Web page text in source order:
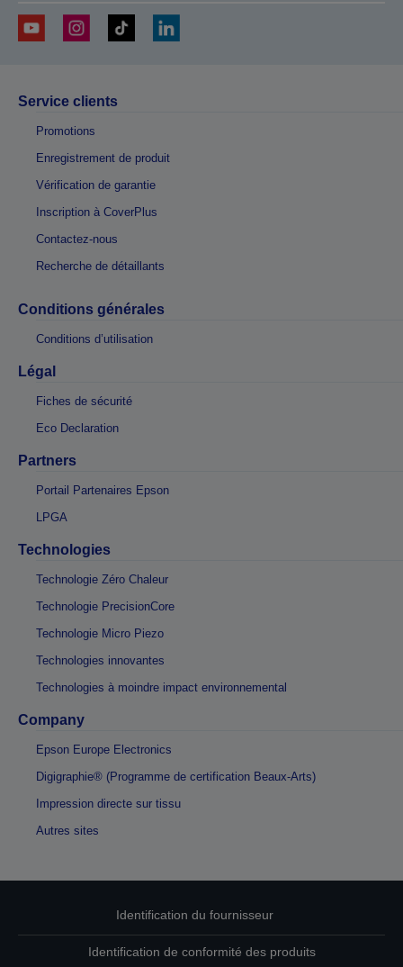
Service clients
Promotions
Enregistrement de produit
Vérification de garantie
Inscription à CoverPlus
Contactez-nous
Recherche de détaillants
Conditions générales
Conditions d’utilisation
Légal
Fiches de sécurité
Eco Declaration
Partners
Portail Partenaires Epson
LPGA
Technologies
Technologie Zéro Chaleur
Technologie PrecisionCore
Technologie Micro Piezo
Technologies innovantes
Technologies à moindre impact environnemental
Company
Epson Europe Electronics
Digigraphie® (Programme de certification Beaux-Arts)
Impression directe sur tissu
Autres sites
Identification du fournisseur
Identification de conformité des produits